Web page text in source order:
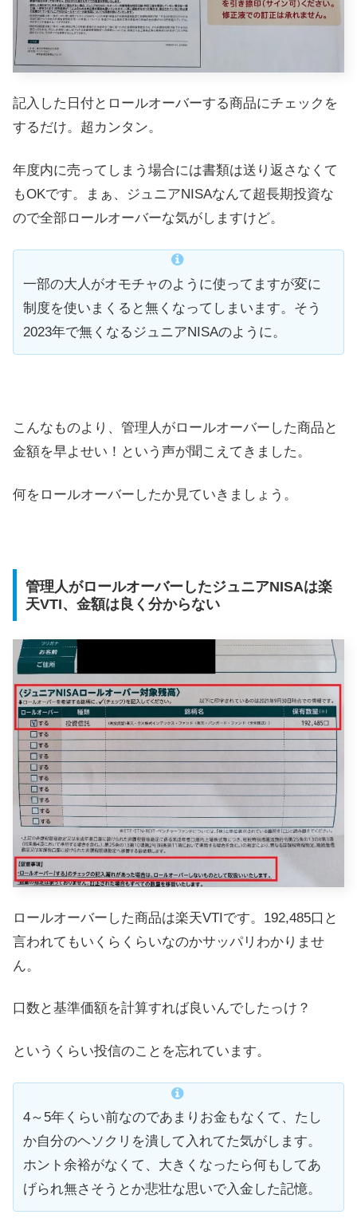
記入した日付とロールオーバーする商品にチェックを
するだけ。超カンタン。
年度内に売ってしまう場合には書類は送り返さなくて
もOKです。まぁ、ジュニアNISAなんて超長期投資な
ので全部ロールオーバーな気がしますけど。
一部の大人がオモチャのように使ってますが変に
制度を使いまくると無くなってしまいます。そう
2023年で無くなるジュニアNISAのように。
こんなものより、管理人がロールオーバーした商品と
金額を早よせい！という声が聞こえてきました。
何をロールオーバーしたか見ていきましょう。
管理人がロールオーバーしたジュニアNISAは楽
天VTI、金額は良く分からない
ロールオーバーした商品は楽天VTIです。192,485口と
言われてもいくらくらいなのかサッパリわかりませ
ん。
口数と基準価額を計算すれば良いんでしたっけ？
というくらい投信のことを忘れています。
4～5年くらい前なのであまりお金もなくて、たし
か自分のヘソクリを潰して入れてた気がします。
ホント余裕がなくて、大きくなったら何もしてあ
げられ無さそうとか悲壮な思いで入金した記憶。